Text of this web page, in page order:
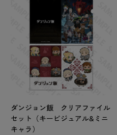
ダンジョン飯 クリアファイル
セット（キービジュアル&ミニ
キャラ）